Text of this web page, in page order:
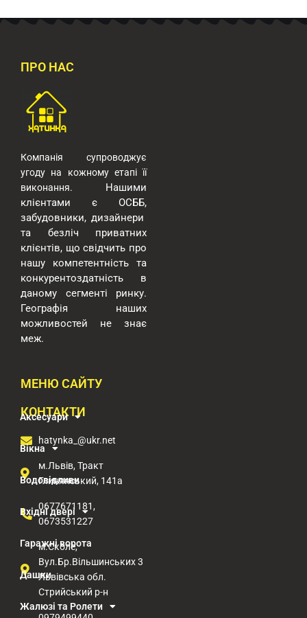
ПРО НАС
Компанія супроводжує
угоду на кожному етапі її
виконання. Нашими
клієнтами є ОСББ,
забудовники, дизайнери
та безліч приватних
клієнтів, що свідчить про
нашу компетентність та
конкурентоздатність в
даному сегменті ринку.
Географія наших
можливостей не знає
меж.
МЕНЮ САЙТУ
Аксесуари
Вікна
Водовідливи
Вхідні двері
Гаражні ворота
Дашки
Жалюзі та Ролети
КОНТАКТИ
hatynka_@ukr.net
м.Львів, Тракт
Глинянський, 141а
0677671181,
0673531227
м.Сколе,
Вул.Бр.Вільшинських 3
Львівська обл.
Стрийський р-н​